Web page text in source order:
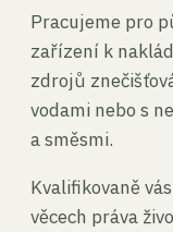
Pracujeme pro
zařízení k
zdrojů
vodami nebo s
a směsmi.
Kvalifikovaně
věcech práva